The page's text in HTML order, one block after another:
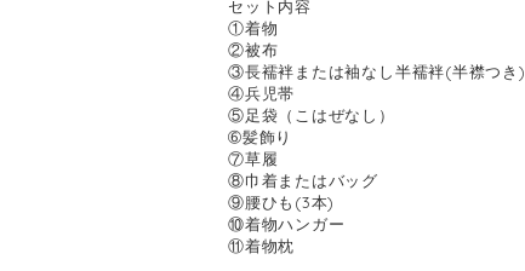
セット内容
①着物
②被布
③長襦袢または袖なし半襦袢(半襟つき)
④兵児帯
⑤足袋（こはぜなし）
➅髪飾り
⑦草履
⑧巾着またはバッグ
⑨腰ひも(3本)
⑩着物ハンガー
⑪着物枕